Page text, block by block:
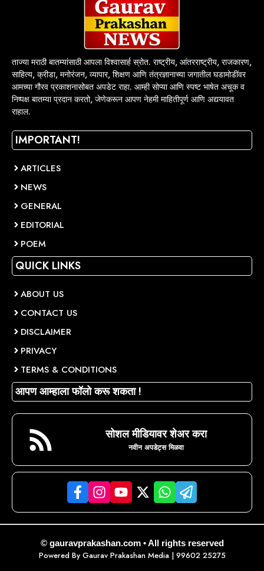
ताज्या मराठी बातम्यांसाठी आपला विश्वासार्ह स्रोत. राष्ट्रीय, आंतरराष्ट्रीय, राजकारण,
साहित्य, क्रीडा, मनोरंजन, व्यापार, शिक्षण आणि तंत्रज्ञानाच्या जगातील घडामोडींवर
आमच्या गौरव प्रकाशनासोबत अपडेट राहा. आम्ही सोप्या आणि स्पष्ट भाषेत अचूक व
निष्पक्ष बातम्या प्रदान करतो, जेणेकरून आपण नेहमी माहितीपूर्ण आणि अद्ययावत
राहाल.
IMPORTANT!
ARTICLES
NEWS
GENERAL
EDITORIAL
POEM
QUICK LINKS
ABOUT US
CONTACT US
DISCLAIMER
PRIVACY
TERMS & CONDITIONS
आपण आम्हाला फॉलो करू शकता !
सोशल मीडियावर शेअर करा
नवीन अपडेट्स मिळवा
© gauravprakashan.com • All rights reserved
Powered By Gaurav Prakashan Media| 99602 25275